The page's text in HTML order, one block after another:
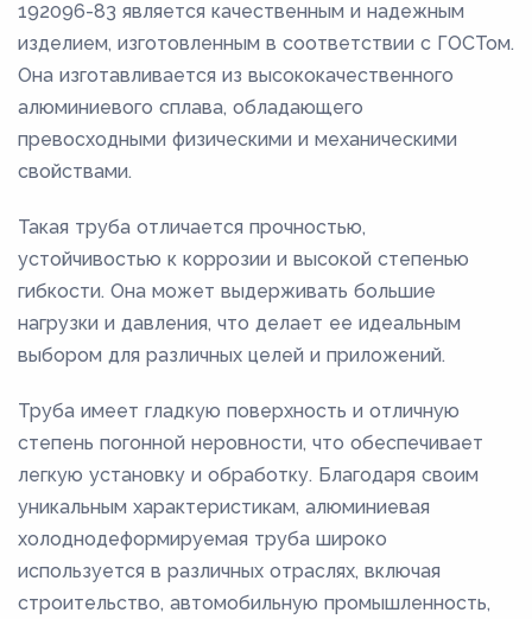
192096-83 является качественным и надежным
изделием, изготовленным в соответствии с ГОСТом.
Она изготавливается из высококачественного
алюминиевого сплава, обладающего
превосходными физическими и механическими
свойствами.
Такая труба отличается прочностью,
устойчивостью к коррозии и высокой степенью
гибкости. Она может выдерживать большие
нагрузки и давления, что делает ее идеальным
выбором для различных целей и приложений.
Труба имеет гладкую поверхность и отличную
степень погонной неровности, что обеспечивает
легкую установку и обработку. Благодаря своим
уникальным характеристикам, алюминиевая
холоднодеформируемая труба широко
используется в различных отраслях, включая
строительство, автомобильную промышленность,